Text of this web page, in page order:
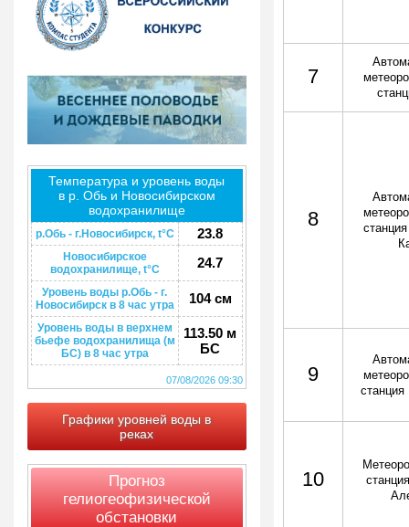
Температура и уровень воды
в р. Обь и Новосибирском
водохранилище
р.Обь - г.Новосибирск, t°C 23.8
Новосибирское
водохранилище, t°C
24.7
Уровень воды р.Обь - г.
Новосибирск в 8 час утра
104 см
Уровень воды в верхнем
бьефе водохранилища (м
БС) в 8 час утра
113.50 м
БС
07/08/2026 09:30
Графики уровней воды в
реках
Прогноз
гелиогеофизической
обстановки
7
8
9
10